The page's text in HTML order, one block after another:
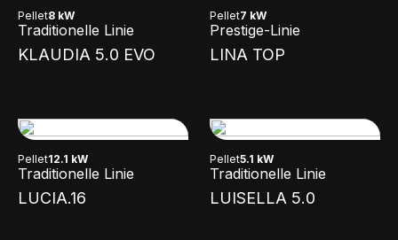
Pellet8 kW
Traditionelle Linie
KLAUDIA 5.0 EVO
Pellet7 kW
Prestige-Linie
LINA TOP
Pellet12.1 kW
Traditionelle Linie
LUCIA.16
Pellet5.1 kW
Traditionelle Linie
LUISELLA 5.0